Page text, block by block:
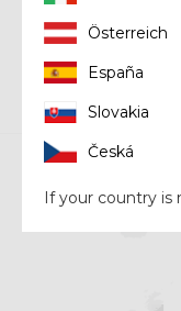
Österreich
España
Slovakia
Česká
If your country is